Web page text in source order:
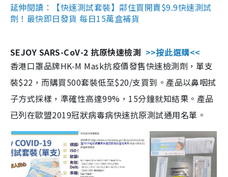
延伸閱讀：【快速測試套裝】鄰住買開賣$9.9快速測試
劑！最快即日發貨 每日15萬盒補貨
SEJOY SARS-CoV-2 抗原快速檢測 >>按此選購<<
香港口罩品牌HK-M Mask抗疫價發售快速檢測劑，單支
裝$22，而購買500套裝低至$20/支買到。產品以鼻咽拭
子方式採樣，準確性高達99%，15分鐘就知結果。產品
已列在歐盟2019冠狀病毒病快速抗原測試通用名單。